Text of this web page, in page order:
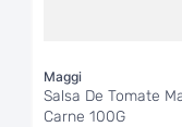
Maggi
Salsa De Tomate
Carne 100G